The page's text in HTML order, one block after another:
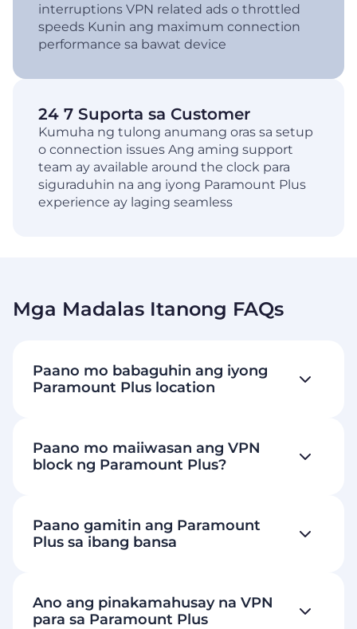
interruptions VPN related ads o throttled
speeds Kunin ang maximum connection
performance sa bawat device
24 7 Suporta sa Customer
Kumuha ng tulong anumang oras sa setup
o connection issues Ang aming support
team ay available around the clock para
siguraduhin na ang iyong Paramount Plus
experience ay laging seamless
Mga Madalas Itanong FAQs
Paano mo babaguhin ang iyong
Paramount Plus location
Paano mo maiiwasan ang VPN
block ng Paramount Plus?
Paano gamitin ang Paramount
Plus sa ibang bansa
Ano ang pinakamahusay na VPN
para sa Paramount Plus